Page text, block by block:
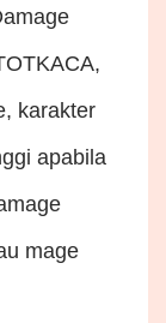
karakter
apabila
mage